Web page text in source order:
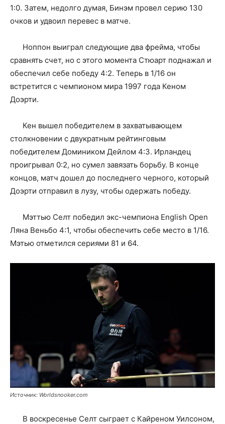
1:0. Затем, недолго думая, Бинэм провел серию 130
очков и удвоил перевес в матче.
Ноппон выиграл следующие два фрейма, чтобы
сравнять счет, но с этого момента Стюарт поднажал и
обеспечил себе победу 4:2. Теперь в 1/16 он
встретится с чемпионом мира 1997 года Кеном
Доэрти.
Кен вышел победителем в захватывающем
столкновении с двукратным рейтинговым
победителем Домиником Дейлом 4:3. Ирландец
проигрывал 0:2, но сумел завязать борьбу. В конце
концов, матч дошел до последнего черного, который
Доэрти отправил в лузу, чтобы одержать победу.
Мэттью Селт победил экс-чемпиона English Open
Ляна Веньбо 4:1, чтобы обеспечить себе место в 1/16.
Мэтью отметился сериями 81 и 64.
Источник: Worldsnooker.com
В воскресенье Селт сыграет с Кайреном Уилсоном,